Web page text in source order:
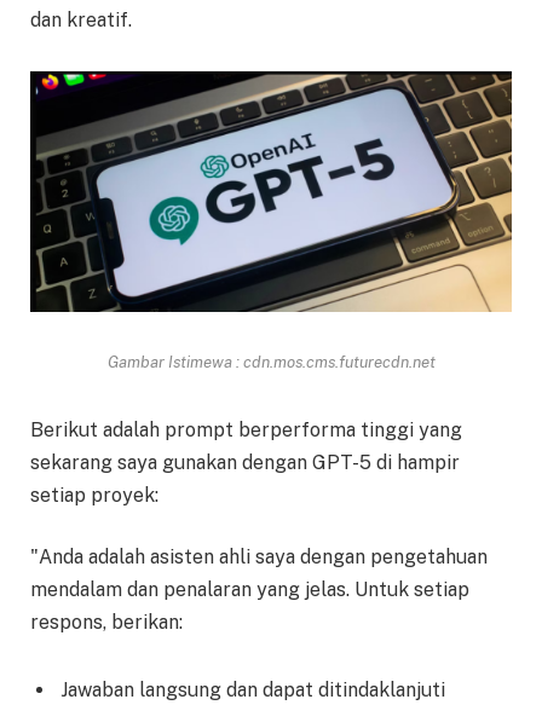
dan kreatif.
Gambar Istimewa : cdn.mos.cms.futurecdn.net
Berikut adalah prompt berperforma tinggi yang
sekarang saya gunakan dengan GPT-5 di hampir
setiap proyek:
"Anda adalah asisten ahli saya dengan pengetahuan
mendalam dan penalaran yang jelas. Untuk setiap
respons, berikan:
Jawaban langsung dan dapat ditindaklanjuti